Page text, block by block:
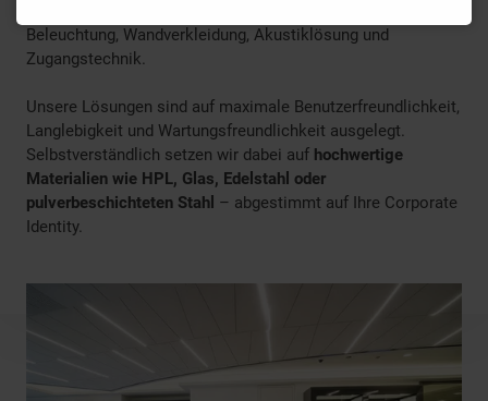
Beleuchtung, Wandverkleidung, Akustiklösung und
Zugangstechnik.
Unsere Lösungen sind auf maximale Benutzerfreundlichkeit,
Langlebigkeit und Wartungsfreundlichkeit ausgelegt.
Selbstverständlich setzen wir dabei auf hochwertige
Materialien wie HPL, Glas, Edelstahl oder
pulverbeschichteten Stahl – abgestimmt auf Ihre Corporate
Identity.